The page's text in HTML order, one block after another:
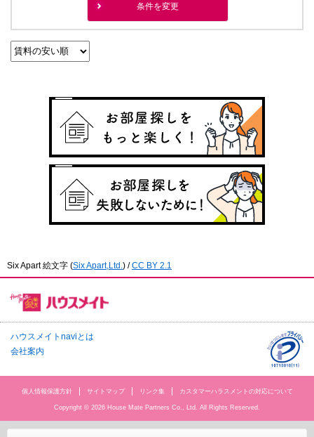
条件を変更
Six Apart 絵文字 (Six Apart,Ltd. ) /CC BY 2.1
ハウスメイトnaviとは
会社案内
個人情報保護方針 サイトマップ リンク集 カスタマーハラスメントの対応について
Copyright © 2026 House Mate Partners Co., Ltd. All Rights Reserved.